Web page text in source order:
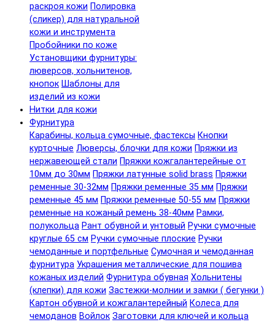
раскроя кожи Полировка
(сликер) для натуральной
кожи и инструмента
Пробойники по коже
Установщики фурнитуры:
люверсов, хольнитенов,
кнопок Шаблоны для
изделий из кожи
Нитки для кожи
Фурнитура
Карабины, кольца сумочные, фастексы Кнопки
курточные Люверсы, блочки для кожи Пряжки из
нержавеющей стали Пряжки кожгалантерейные от
10мм до 30мм Пряжки латунные solid brass Пряжки
ременные 30-32мм Пряжки ременные 35 мм Пряжки
ременные 45 мм Пряжки ременные 50-55 мм Пряжки
ременные на кожаный ремень 38-40мм Рамки,
полукольца Рант обувной и унтовый Ручки сумочные
круглые 65 см Ручки сумочные плоские Ручки
чемоданные и портфельные Сумочная и чемоданная
фурнитура Украшения металлические для пошива
кожаных изделий Фурнитура обувная Хольнитены
(клепки) для кожи Застежки-молнии и замки ( бегунки )
Картон обувной и кожгалантерейный Колеса для
чемоданов Войлок Заготовки для ключей и кольца